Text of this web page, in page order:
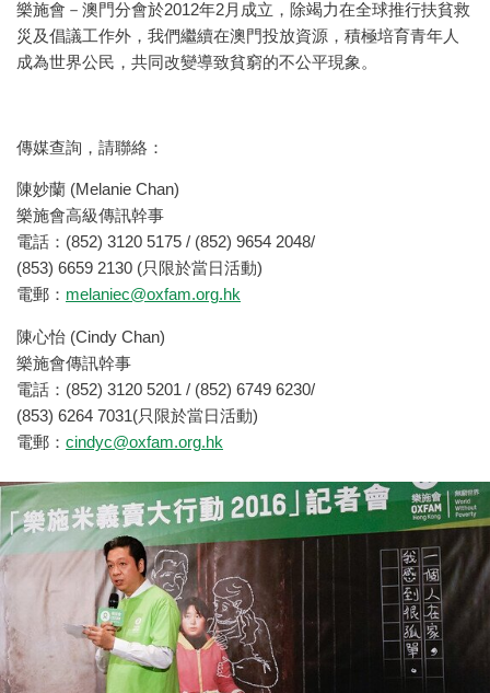
樂施會－澳門分會於2012年2月成立，除竭力在全球推行扶貧救
災及倡議工作外，我們繼續在澳門投放資源，積極培育青年人
成為世界公民，共同改變導致貧窮的不公平現象。
傳媒查詢，請聯絡：
陳妙蘭 (Melanie Chan)
樂施會高級傳訊幹事
電話：(852) 3120 5175 / (852) 9654 2048/
(853) 6659 2130 (只限於當日活動)
電郵： melaniec@oxfam.org.hk
陳心怡 (Cindy Chan)
樂施會傳訊幹事
電話：(852) 3120 5201 / (852) 6749 6230/
(853) 6264 7031(只限於當日活動)
電郵： cindyc@oxfam.org.hk